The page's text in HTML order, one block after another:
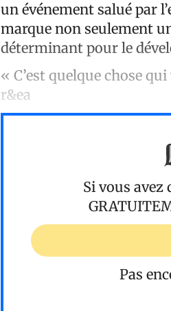
un événement salué par
marque non seulement
déterminant pour le
« C’est quelque chose
r&ea
Si vous avez
Pas